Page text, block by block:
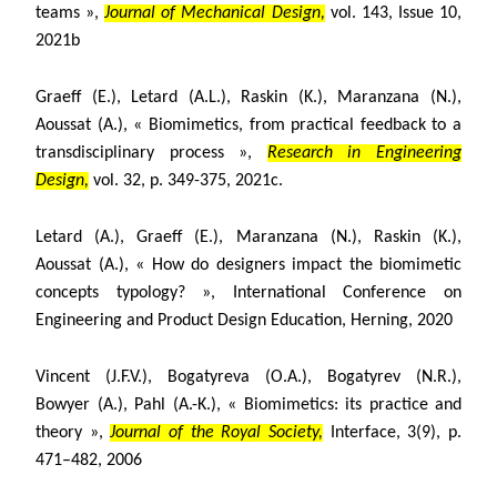
teams »,Journal of Mechanical Design, vol. 143, Issue 10,
2021b
Graeff (E.), Letard (A.L.), Raskin (K.), Maranzana (N.),
Aoussat (A.), « Biomimetics, from practical feedback to a
transdisciplinary process », Research in Engineering
Design, vol. 32, p. 349-375, 2021c.
Letard (A.), Graeff (E.), Maranzana (N.), Raskin (K.),
Aoussat (A.), «
How do designers impact the biomimetic
concepts typology? »,
International Conference on
Engineering and Product Design Education, Herning, 2020
Vincent (J.F.V.), Bogatyreva (O.A.), Bogatyrev (N.R.),
Bowyer (A.), Pahl (A.-K.), « Biomimetics: its practice and
theory »,Journal of the Royal Society, Interface, 3(9), p.
471–482, 2006